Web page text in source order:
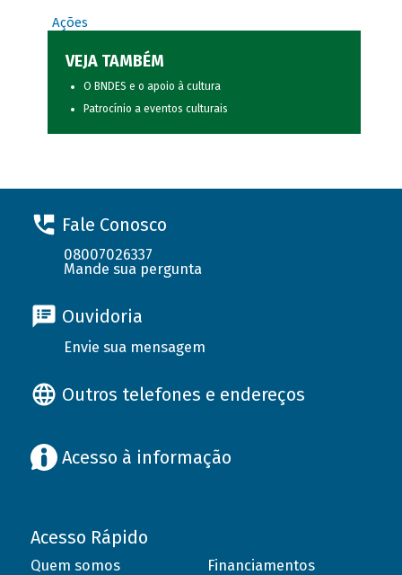
Ações
VEJA TAMBÉM
O BNDES e o apoio à cultura
Patrocínio a eventos culturais
Fale Conosco
08007026337
Mande sua pergunta
Ouvidoria
Envie sua mensagem
Outros telefones e endereços
Acesso à informação
Acesso Rápido
Quem somos
Financiamentos